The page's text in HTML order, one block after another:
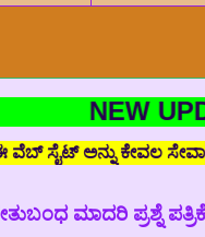
NEW UPDATES
ಮಾದರಿ ಪ್ರಶ್ನೆ